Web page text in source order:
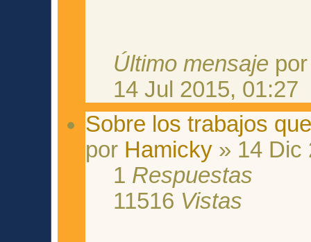
Último mensaje
14 Jul 2015, 01:27
Sobre los trabajos
por Hamicky » 14 Dic
1 Respuestas
11516 Vistas